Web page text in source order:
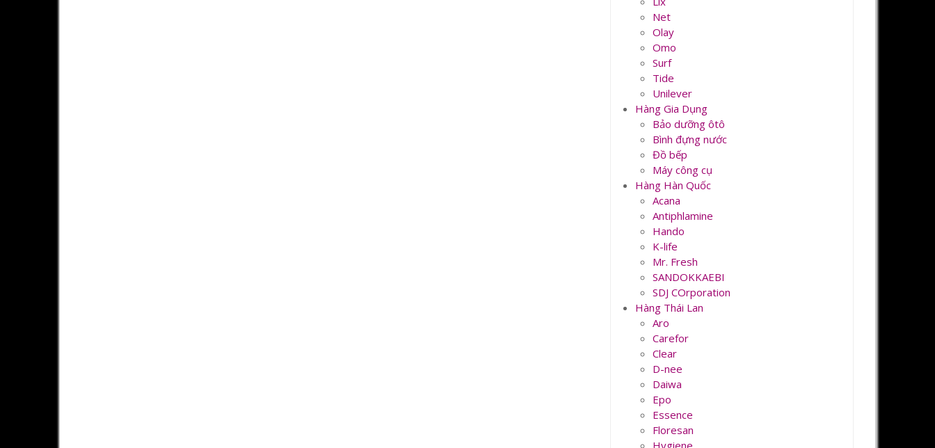
Net
Olay
Omo
Surf
Tide
Unilever
Hàng Gia Dụng
Bảo dưỡng ôtô
Bình đựng nước
Đồ bếp
Máy công cụ
Hàng Hàn Quốc
Acana
Antiphlamine
Hando
K-life
Mr. Fresh
SANDOKKAEBI
SDJ COrporation
Hàng Thái Lan
Aro
Carefor
Clear
D-nee
Daiwa
Epo
Essence
Floresan
Hygiene